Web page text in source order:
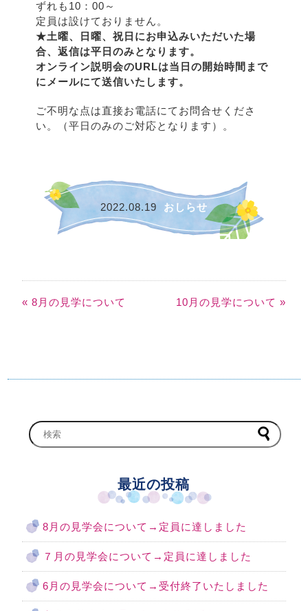
ずれも10：00～
定員は設けておりません。
★土曜、日曜、祝日にお申込みいただいた場
合、返信は平日のみとなります。
オンライン説明会のURLは当日の開始時間まで
にメールにて送信いたします。
ご不明な点は直接お電話にてお問合せくださ
い。（平日のみのご対応となります）。
2022.08.19 おしらせ
« 8月の見学について 10月の見学について »
最近の投稿
8月の見学会について→定員に達しました
７月の見学会について→定員に達しました
6月の見学会について→受付終了いたしました